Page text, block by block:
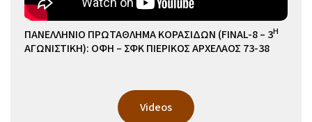
ΠΑΝΕΛΛΗΝΙΟ ΠΡΩΤΑΘΛΗΜΑ ΚΟΡΑΣΙΔΩΝ (FINAL-8 – 3Η
ΑΓΩΝΙΣΤΙΚΗ): ΟΦΗ – ΣΦΚ ΠΙΕΡΙΚΟΣ ΑΡΧΕΛΑΟΣ 73-38
Videos